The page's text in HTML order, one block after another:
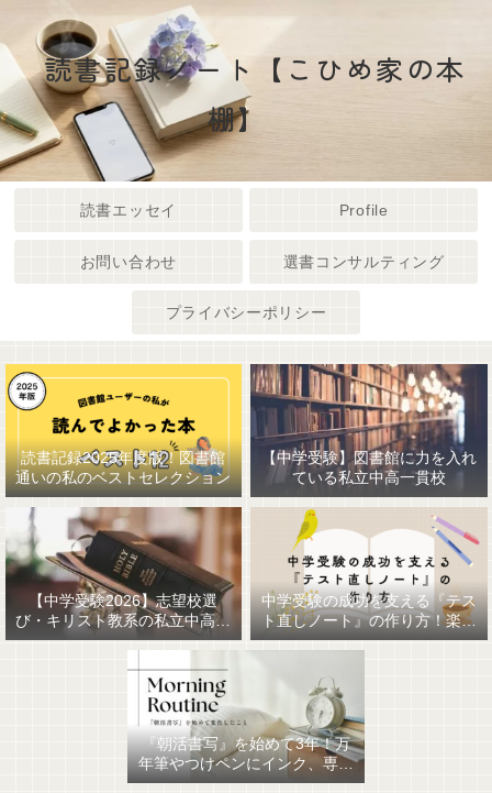
読書記録ノート【こひめ家の本
棚】
読書エッセイ Profile
お問い合わせ 選書コンサルティング
プライバシーポリシー
読書記録2025年度版！図書館
通いの私のベストセレクション
【中学受験】図書館に力を入れ
ている私立中高一貫校
【中学受験2026】志望校選
び・キリスト教系の私立中高一
貫女子校を調べてみました
中学受験の成功を支える『テス
ト直しノート』の作り方！楽に
作るための最強おすすめ文房具
『朝活書写』を始めて3年！万
年筆やつけペンにインク、専用
ノート、毎日が充実していま